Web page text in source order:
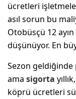
ücretleri
asıl sorun bu
Otobüsçü 12 ayın
düşünüyor. En
Sezon geldiğinde
ama sigorta
köprü ücretleri